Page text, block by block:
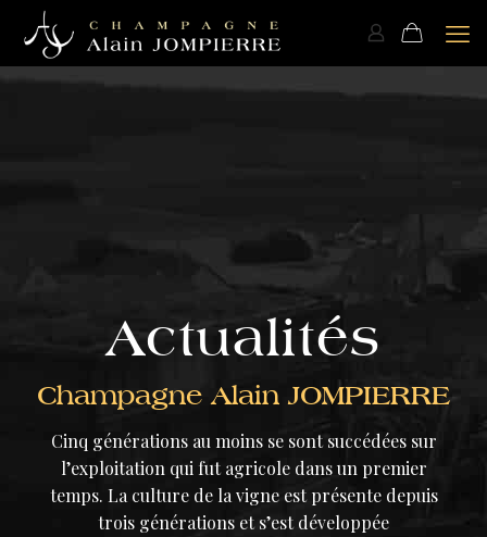
Actualités
Champagne Alain JOMPIERRE
Cinq générations au moins se sont succédées sur
l’exploitation qui fut agricole dans un premier
temps. La culture de la vigne est présente depuis
trois générations et s’est développée